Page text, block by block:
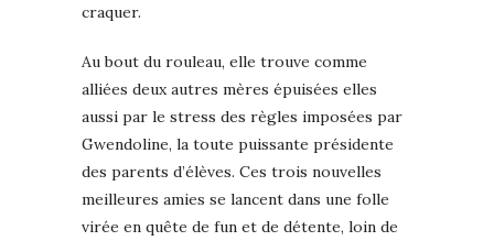
craquer.
Au bout du rouleau, elle trouve comme
alliées deux autres mères épuisées elles
aussi par le stress des règles imposées par
Gwendoline, la toute puissante présidente
des parents d’élèves. Ces trois nouvelles
meilleures amies se lancent dans une folle
virée en quête de fun et de détente, loin de